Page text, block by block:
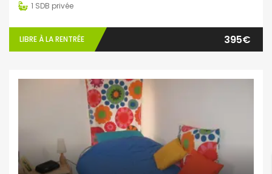
1 SDB privée
LIBRE À LA RENTRÉE 395€